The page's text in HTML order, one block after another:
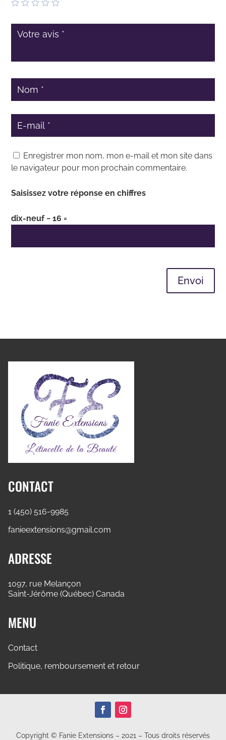
Enregistrer mon nom, mon e-mail et mon site dans
le navigateur pour mon prochain commentaire.
Saisissez votre réponse en chiffres
dix-neuf − 16 =
Envoi
CONTACT
1 (450) 516-9985
fanieextensions@gmail.com
ADRESSE
1097, rue Melançon
Saint-Jérôme (Québec) Canada
MENU
Contact
Politique, remboursement et retour
Copyright © Fanie Extensions – 2021 – Tous droits réservés